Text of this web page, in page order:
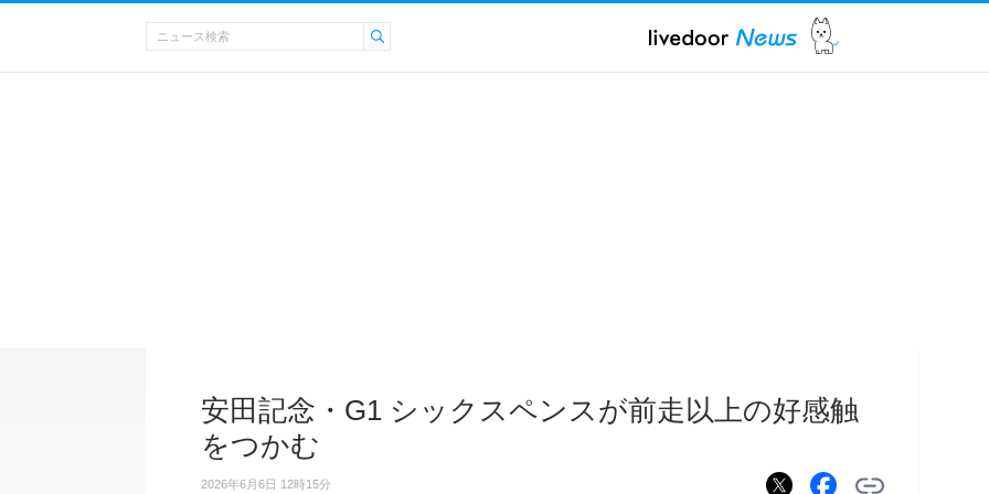
安田記念・G1 シックスペンスが前走以上の好感触
をつかむ
2026年6月6日 12時15分